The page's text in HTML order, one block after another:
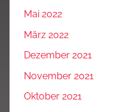
Mai 2022
März 2022
Dezember 2021
November 2021
Oktober 2021